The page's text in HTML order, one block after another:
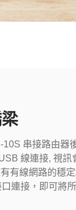
串接路由器
線連接, 視訊
有線網路的穩
連接，即可將